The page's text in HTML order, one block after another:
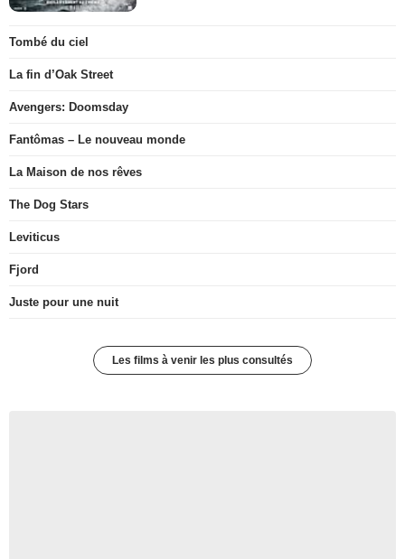
Tombé du ciel
La fin d’Oak Street
Avengers: Doomsday
Fantômas – Le nouveau monde
La Maison de nos rêves
The Dog Stars
Leviticus
Fjord
Juste pour une nuit
Les films à venir les plus consultés